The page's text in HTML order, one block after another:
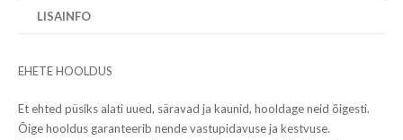
LISAINFO
EHETE HOOLDUS
Et ehted püsiks alati uued, säravad ja kaunid, hooldage neid õigesti.
Õige hooldus garanteerib nende vastupidavuse ja kestvuse.